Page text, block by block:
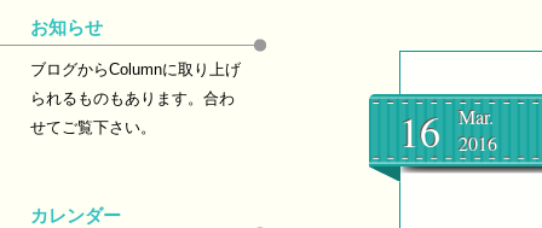
16
Mar.
2016
お知らせ
ブログからColumnに取り上げ
られるものもあります。合わ
せてご覧下さい。
カレンダー